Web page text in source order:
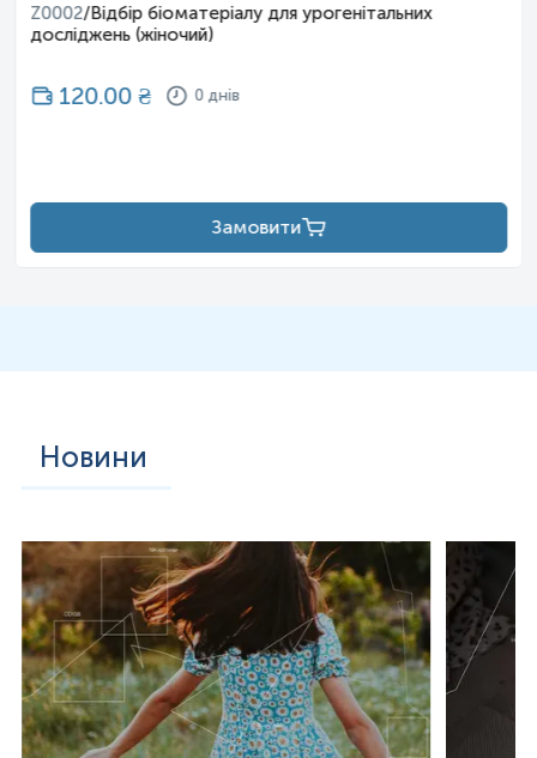
Z0002/Відбір біоматеріалу для урогенітальних
досліджень (жіночий)
120.00₴ 0 днів
Замовити
Новини